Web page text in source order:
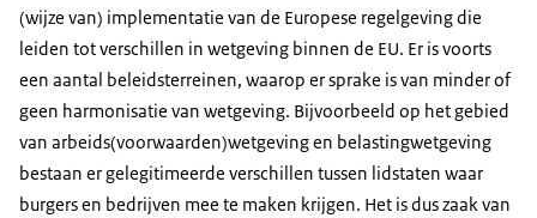
(wijze van) implementatie van de Europese regelgeving die
leiden tot verschillen in wetgeving binnen de EU. Er is voorts
een aantal beleidsterreinen, waarop er sprake is van minder of
geen harmonisatie van wetgeving. Bijvoorbeeld op het gebied
van arbeids(voorwaarden)wetgeving en belastingwetgeving
bestaan er gelegitimeerde verschillen tussen lidstaten waar
burgers en bedrijven mee te maken krijgen. Het is dus zaak van